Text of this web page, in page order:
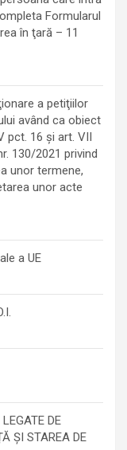
Formularul
în ţară – 11
a petiţiilor
având ca obiect
pct. 16 și art. VII
130/2021 privind
unor termene,
unor acte
a UE
DE
ȘI STAREA DE